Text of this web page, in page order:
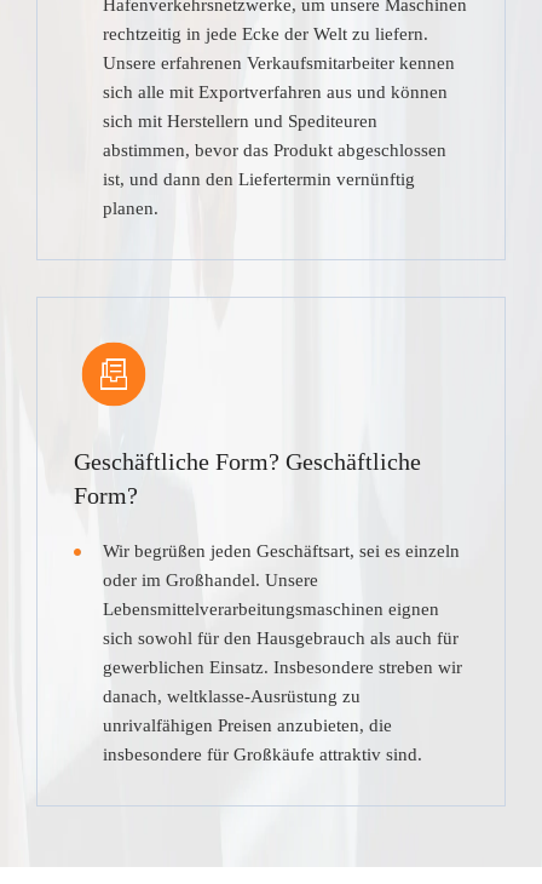
Hafenverkehrsnetzwerke, um unsere Maschinen
rechtzeitig in jede Ecke der Welt zu liefern.
Unsere erfahrenen Verkaufsmitarbeiter kennen
sich alle mit Exportverfahren aus und können
sich mit Herstellern und Spediteuren
abstimmen, bevor das Produkt abgeschlossen
ist, und dann den Liefertermin vernünftig
planen.
Geschäftliche Form? Geschäftliche
Form?
Wir begrüßen jeden Geschäftsart, sei es einzeln
oder im Großhandel. Unsere
Lebensmittelverarbeitungsmaschinen eignen
sich sowohl für den Hausgebrauch als auch für
gewerblichen Einsatz. Insbesondere streben wir
danach, weltklasse-Ausrüstung zu
unrivalfähigen Preisen anzubieten, die
insbesondere für Großkäufe attraktiv sind.